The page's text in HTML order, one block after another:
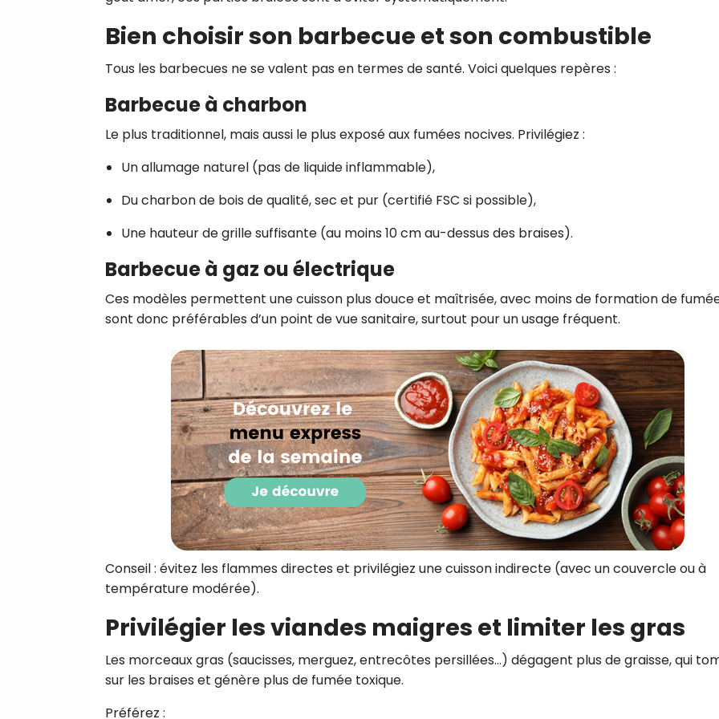
Bien choisir son barbecue et son combustible
Tous les barbecues ne se valent pas en termes de santé. Voici quelques repères :
Barbecue à charbon
Le plus traditionnel, mais aussi le plus exposé aux fumées nocives. Privilégiez :
Un allumage naturel (pas de liquide inflammable),
Du charbon de bois de qualité, sec et pur (certifié FSC si possible),
Une hauteur de grille suffisante (au moins 10 cm au-dessus des braises).
Barbecue à gaz ou électrique
Ces modèles permettent une cuisson plus douce et maîtrisée, avec moins de formation de
sont donc préférables d’un point de vue sanitaire, surtout pour un usage fréquent.
Conseil : évitez les flammes directes et privilégiez une cuisson indirecte (avec un couvercle ou à
température modérée).
Privilégier les viandes maigres et limiter les gras
Les morceaux gras (saucisses, merguez, entrecôtes persillées…) dégagent plus de graisse, qui
sur les braises et génère plus de fumée toxique.
Préférez :